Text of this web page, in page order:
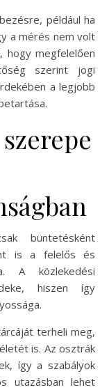
például ha
a mérés nem volt
hogy megfelelően
szerint jogi
a legjobb
büntetésként
is a felelős és
A közlekedési
hiszen így
terheli meg,
is. Az osztrák
így a szabályok
utazásban lehet